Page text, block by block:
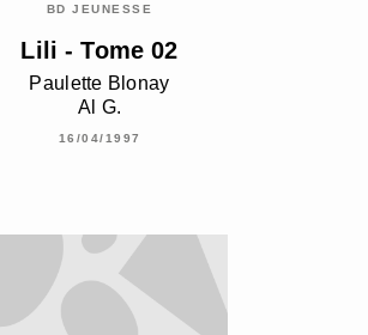
BD JEUNESSE
Lili - Tome 02
Paulette Blonay
Al G.
16/04/1997